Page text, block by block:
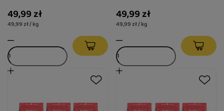
49,99 zł
49,99 zł / kg
49,99 zł
49,99 zł / kg